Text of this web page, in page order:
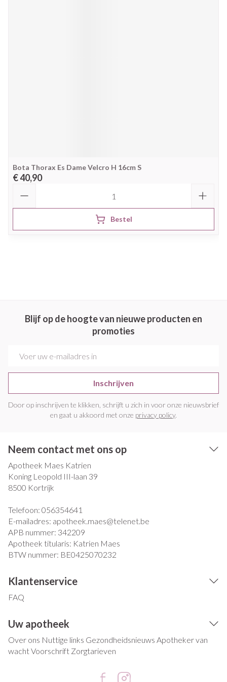
Bota Thorax Es Dame Velcro H 16cm S
€ 40,90
Bestel
Blijf op de hoogte van nieuwe producten en
promoties
Inschrijven
Door op inschrijven te klikken, schrijft u zich in voor onze nieuwsbrief
en gaat u akkoord met onze privacy policy.
Neem contact met ons op
Apotheek Maes Katrien
Koning Leopold III-laan 39
8500 Kortrijk
Telefoon: 056354641
E-mailadres: apotheek.maes@telenet.be
APB nummer: 342209
Apotheek titularis: Katrien Maes
BTW nummer: BE0425070232
Klantenservice
FAQ
Uw apotheek
Over ons Nuttige links Gezondheidsnieuws Apotheker van
wachtVoorschrift Zorgtarieven